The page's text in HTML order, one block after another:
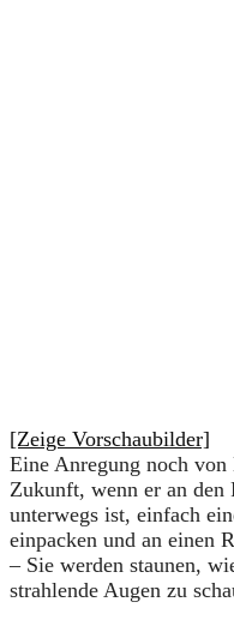
[Zeige Vorschaubilder]
Eine Anregung noch
Zukunft, wenn er an den
unterwegs ist, einfach
einpacken und an einen
– Sie werden staunen,
strahlende Augen zu